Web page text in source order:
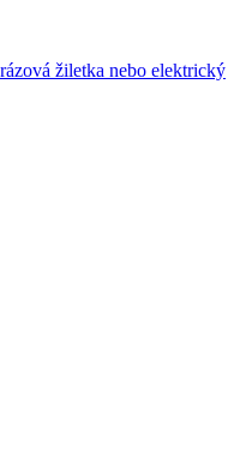
žiletka nebo elektrický